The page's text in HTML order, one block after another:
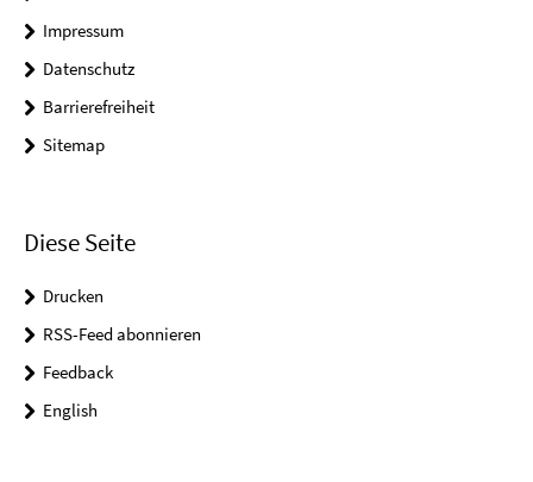
Impressum
Datenschutz
Barrierefreiheit
Sitemap
Diese Seite
Drucken
RSS-Feed abonnieren
Feedback
English